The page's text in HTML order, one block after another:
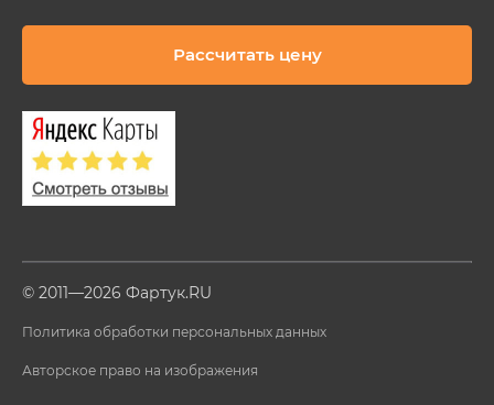
Рассчитать цену
© 2011—2026 Фартук.RU
Политика обработки персональных данных
Авторское право на изображения